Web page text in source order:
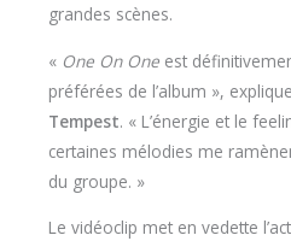
grandes scènes.
« One On One est
préférées de l’album »,
Tempest. « L’énergie et le
certaines mélodies me
du groupe. »
Le vidéoclip met en vedette